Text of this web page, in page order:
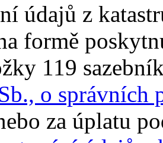
údajů z
formě
119
o správních
za úplatu